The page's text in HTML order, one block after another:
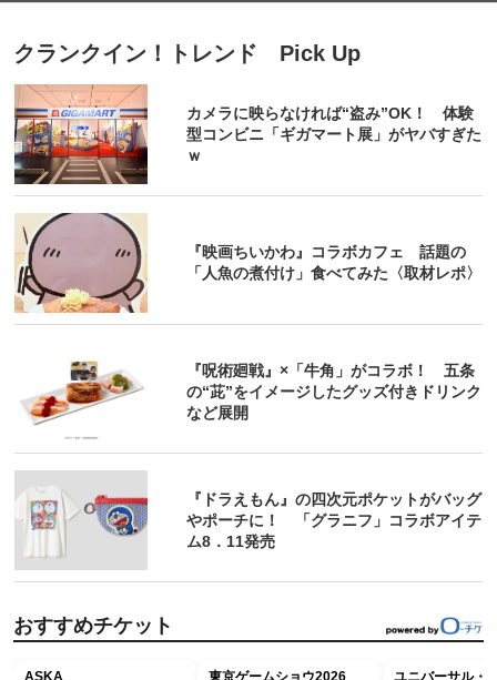
クランクイン！トレンド Pick Up
カメラに映らなければ“盗み”OK！ 体験
型コンビニ「ギガマート展」がヤバすぎた
ｗ
『映画ちいかわ』コラボカフェ 話題の
「人魚の煮付け」食べてみた〈取材レポ〉
『呪術廻戦』×「牛角」がコラボ！ 五条
の“茈”をイメージしたグッズ付きドリンク
など展開
『ドラえもん』の四次元ポケットがバッグ
やポーチに！ 「グラニフ」コラボアイテ
ム8．11発売
おすすめチケット
ASKA 東京ゲームショウ2026
ユニバーサル・